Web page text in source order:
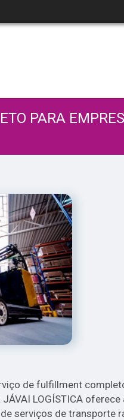
PARA
de fulfillment
LOGÍSTICA oferece
serviços de transporte